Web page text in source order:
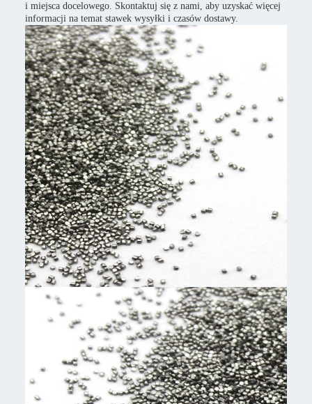
i miejsca docelowego. Skontaktuj się z nami, aby uzyskać więcej
informacji na temat stawek wysyłki i czasów dostawy.